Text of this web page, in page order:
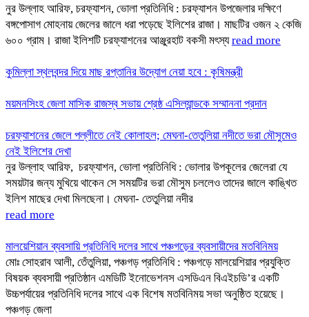
নুর উল্লাহ আরিফ, চরফ্যাশন, ভোলা প্রতিনিধি : চরফ্যাশন উপজেলার দক্ষিণে
বঙ্গপোসাগ মোহনায় জেলের জালে ধরা পড়েছে ইলিশের রাজা। মাছটির ওজন ২ কেজি
৬০০ গ্রাম। রাজা ইলিশটি চরফ্যাশনের আঞ্জুরহাট বকসী মৎস্যread more
কুমিল্লা স্থলবন্দর দিয়ে মাছ রপ্তানির উদ্যোগ নেয়া হবে : কৃষিমন্ত্রী
ময়মনসিংহ জেলা মাসিক রাজস্ব সভায় শ্রেষ্ঠ এসিল্যান্ডকে সম্মাননা প্রদান
চরফ্যাশনের জেলে পল্লীতে নেই কোলাহল; মেঘনা-তেতুলিয়া নদীতে ভরা মৌসুমেও
নেই ইলিশের দেখা
নুর উল্লাহ আরিফ, চরফ্যাশন, ভোলা প্রতিনিধি : ভোলার উপকূলের জেলেরা যে
সময়টার জন্য মুখিয়ে থাকেন সে সময়টির ভরা মৌসুম চললেও তাদের জালে কাঙ্খিত
ইলিশ মাছের দেখা মিলছেনা। মেঘনা- তেতুলিয়া নদীর
read more
মালয়েশিয়ান ব্যবসায়ি প্রতিনিধি দলের সাথে পঞ্চগড়ের ব্যবসায়ীদের মতবিনিময়
মোঃ সোহরাব আলী, তেঁতুলিয়া, পঞ্চগড় প্রতিনিধি : পঞ্চগড়ে মালয়েশিয়ার প্রযুক্তি
বিষয়ক ব্যবসায়ী প্রতিষ্ঠান এমডিটি ইনোভেশনস এসডিএন বিএইচডি’র একটি
উচ্চপর্যায়ের প্রতিনিধি দলের সাথে এক বিশেষ মতবিনিময় সভা অনুষ্ঠিত হয়েছে।
পঞ্চগড় জেলা